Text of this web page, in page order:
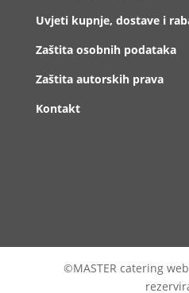
Uvjeti kupnje, dostave i
Zaštita osobnih podataka
Zaštita autorskih prava
Kontakt
©MASTER catering